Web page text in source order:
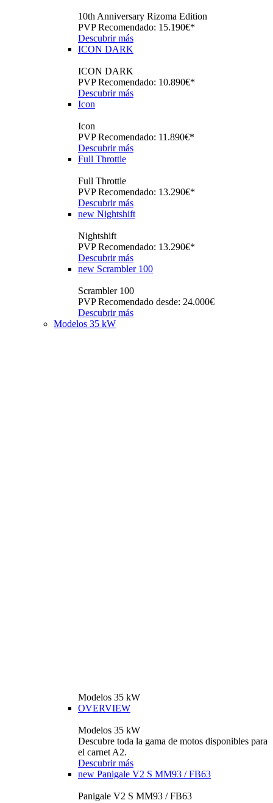
10th Anniversary Rizoma Edition
PVP Recomendado: 15.190€*
Descubrir más
ICON DARK
ICON DARK
PVP Recomendado: 10.890€*
Descubrir más
Icon
Icon
PVP Recomendado: 11.890€*
Descubrir más
Full Throttle
Full Throttle
PVP Recomendado: 13.290€*
Descubrir más
new Nightshift
Nightshift
PVP Recomendado: 13.290€*
Descubrir más
new Scrambler 100
Scrambler 100
PVP Recomendado desde: 24.000€
Descubrir más
Modelos 35 kW
Modelos 35 kW
OVERVIEW
Modelos 35 kW
Descubre toda la gama de motos disponibles para
el carnet A2.
Descubrir más
new Panigale V2 S MM93 / FB63
Panigale V2 S MM93 / FB63